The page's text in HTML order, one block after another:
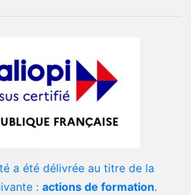
a été délivrée au titre de la
: actions de formation.